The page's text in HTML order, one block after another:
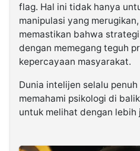
flag. Hal ini tidak hanya
manipulasi yang
memastikan bahwa
dengan memegang teguh
kepercayaan masyarakat.
Dunia intelijen selalu
memahami psikologi di
untuk melihat dengan lebih